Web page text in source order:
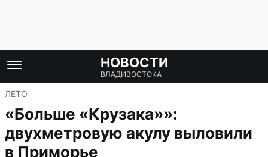
НОВОСТИ
ВЛАДИВОСТОКА
ЛЕТО
«Больше «Крузака»»:
двухметровую акулу выловили
в Приморье